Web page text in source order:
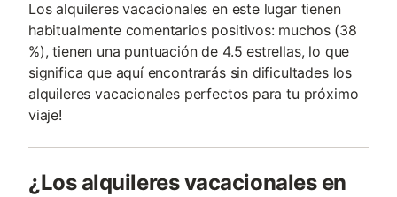
Los alquileres vacacionales en este lugar tienen
habitualmente comentarios positivos: muchos (38
%), tienen una puntuación de 4.5 estrellas, lo que
significa que aquí encontrarás sin dificultades los
alquileres vacacionales perfectos para tu próximo
viaje!
¿Los alquileres vacacionales en